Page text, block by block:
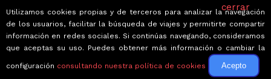
cerrar
Utilizamos cookies propias y de terceros para analizar la navegación
de los usuarios, facilitar la búsqueda de viajes y permitirte compartir
información en redes sociales. Si continúas navegando, consideramos
que aceptas su uso. Puedes obtener más información o cambiar la
configuración consultando nuestra política de cookies Acepto